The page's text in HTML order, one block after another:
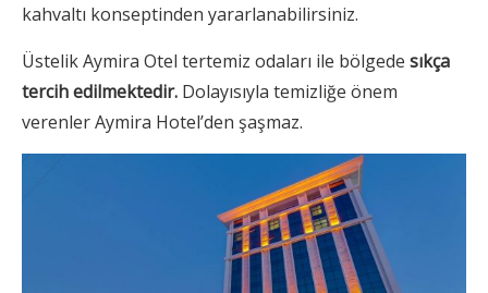
kahvaltı konseptinden yararlanabilirsiniz.
Üstelik Aymira Otel tertemiz odaları ile bölgede sıkça
tercih edilmektedir. Dolayısıyla temizliğe önem
verenler Aymira Hotel’den şaşmaz.